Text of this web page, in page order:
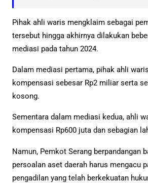
Pihak ahli waris mengklaim sebagai
tersebut hingga akhirnya dilakukan
mediasi pada tahun 2024.
Dalam mediasi pertama, pihak ahli
kompensasi sebesar Rp2 miliar serta
kosong.
Sementara dalam mediasi kedua, ahli
kompensasi Rp600 juta dan sebagian
Namun, Pemkot Serang berpandangan
persoalan aset daerah harus mengacu
pengadilan yang telah berkekuatan